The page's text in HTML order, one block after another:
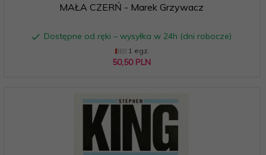
MAŁA CZERŃ - Marek Grzywacz
Dostępne od ręki – wysyłka w 24h (dni robocze)
1 egz.
50,50 PLN